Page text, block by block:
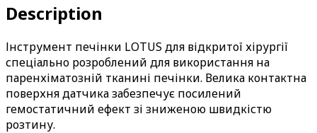
Description
Інструмент печінки LOTUS для відкритої хірургії
спеціально розроблений для використання на
паренхіматозній тканині печінки. Велика контактна
поверхня датчика забезпечує посилений
гемостатичний ефект зі зниженою швидкістю
розтину.